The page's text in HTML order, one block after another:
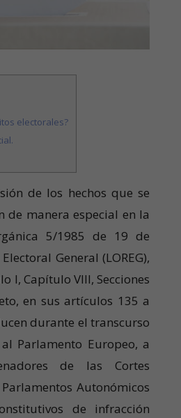
electorales?
de los hechos que se
de manera especial en la
5/1985 de 19 de
General (LOREG),
I, Capítulo VIII, Secciones
en sus artículos 135 a
durante el transcurso
Parlamento Europeo, a
de las Cortes
Autonómicos
de infracción